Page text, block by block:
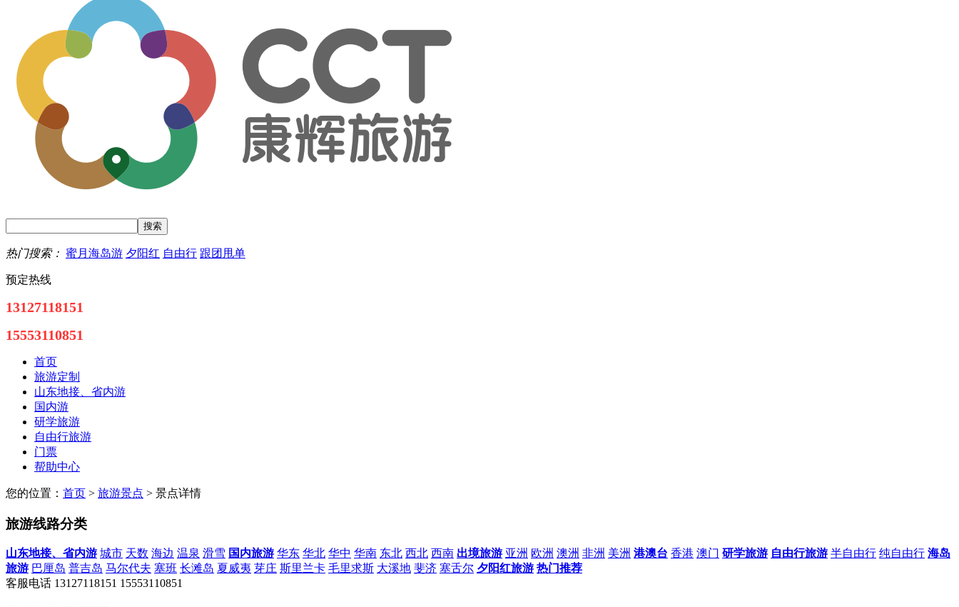
热门搜索： 蜜月海岛游 夕阳红 自由行 跟团甩单
预定热线
13127118151
15553110851
首页
旅游定制
山东地接、省内游
国内游
研学旅游
自由行旅游
门票
帮助中心
您的位置： 首页 > 旅游景点 > 景点详情
旅游线路分类
山东地接、省内游 城市 天数 海边 温泉 滑雪 国内旅游 华东 华北 华中 华南 东北 西北 西南 出境旅游 亚洲 欧洲 澳洲 非洲 美洲 港澳台 香港 澳门 研学旅游 自由行旅游 半自由行 纯自由行 海岛
旅游 巴厘岛 普吉岛 马尔代夫 塞班 长滩岛 夏威夷 芽庄 斯里兰卡 毛里求斯 大溪地 斐济 塞舌尔 夕阳红旅游 热门推荐
客服电话 13127118151 15553110851